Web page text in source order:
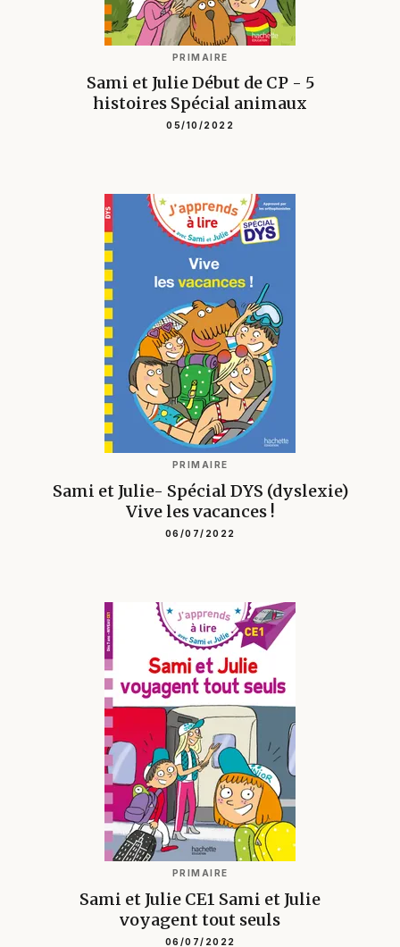
PRIMAIRE
Sami et Julie Début de CP - 5
histoires Spécial animaux
05/10/2022
PRIMAIRE
Sami et Julie- Spécial DYS (dyslexie)
Vive les vacances !
06/07/2022
PRIMAIRE
Sami et Julie CE1 Sami et Julie
voyagent tout seuls
06/07/2022